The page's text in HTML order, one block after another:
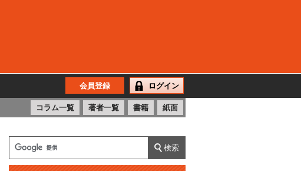
会員登録 ログイン
コラム一覧 著者一覧 書籍 紙面